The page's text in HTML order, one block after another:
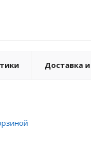
Доставка